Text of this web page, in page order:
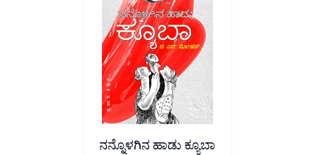
ನನ್ನೊಳಗಿನ ಹಾಡು ಕ್ಯೂಬಾ